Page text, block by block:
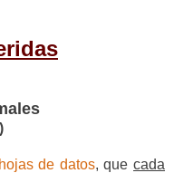
de datos, quecada